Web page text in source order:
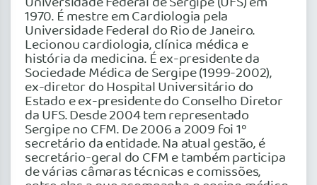
1970. É mestre em Cardiologia pela
Universidade Federal do Rio de Janeiro.
Lecionou cardiologia, clínica médica e
história da medicina. É ex-presidente da
Sociedade Médica de Sergipe (1999-2002),
ex-diretor do Hospital Universitário do
Estado e ex-presidente do Conselho Diretor
da UFS. Desde 2004 tem representado
Sergipe no CFM. De 2006 a 2009 foi 1º
secretário da entidade. Na atual gestão, é
secretário-geral do CFM e também participa
de várias câmaras técnicas e comissões,